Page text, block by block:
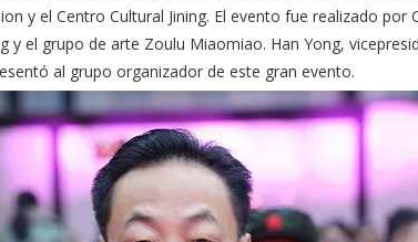
y el Centro Cultural Jining. El evento fue realizado
y el grupo de arte Zoulu Miaomiao. Han Yong,
al grupo organizador de este gran evento.